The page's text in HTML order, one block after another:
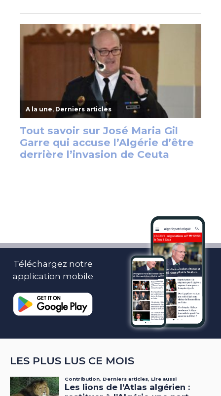
Téléchargez notre
application mobile
LES PLUS LUS CE MOIS